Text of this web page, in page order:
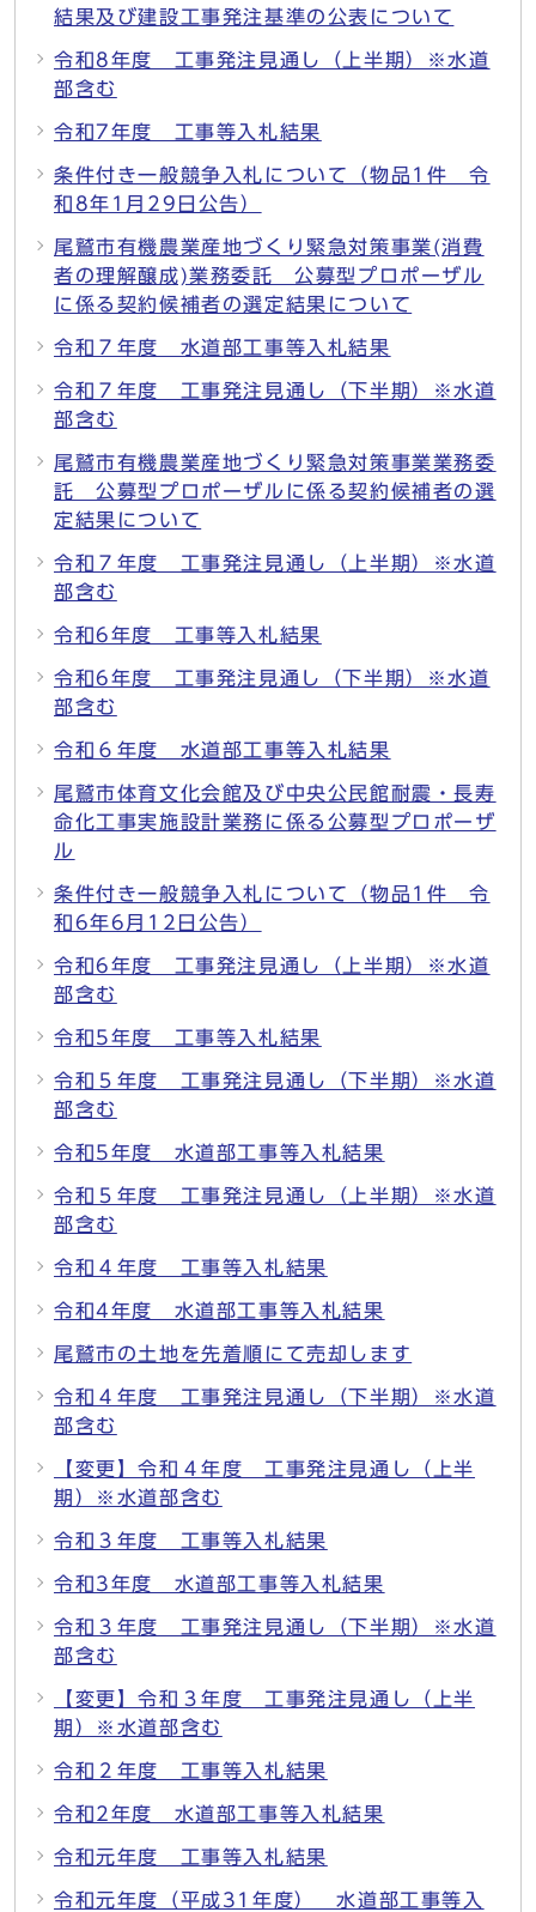
結果及び建設工事発注基準の公表について
令和8年度 工事発注見通し（上半期）※水道
部含む
令和7年度 工事等入札結果
条件付き一般競争入札について（物品1件 令
和8年1月29日公告）
尾鷲市有機農業産地づくり緊急対策事業(消費
者の理解醸成)業務委託 公募型プロポーザル
に係る契約候補者の選定結果について
令和７年度 水道部工事等入札結果
令和７年度 工事発注見通し（下半期）※水道
部含む
尾鷲市有機農業産地づくり緊急対策事業業務委
託 公募型プロポーザルに係る契約候補者の選
定結果について
令和７年度 工事発注見通し（上半期）※水道
部含む
令和6年度 工事等入札結果
令和6年度 工事発注見通し（下半期）※水道
部含む
令和６年度 水道部工事等入札結果
尾鷲市体育文化会館及び中央公民館耐震・長寿
命化工事実施設計業務に係る公募型プロポーザ
ル
条件付き一般競争入札について（物品1件 令
和6年6月12日公告）
令和6年度 工事発注見通し（上半期）※水道
部含む
令和5年度 工事等入札結果
令和５年度 工事発注見通し（下半期）※水道
部含む
令和5年度 水道部工事等入札結果
令和５年度 工事発注見通し（上半期）※水道
部含む
令和４年度 工事等入札結果
令和4年度 水道部工事等入札結果
尾鷲市の土地を先着順にて売却します
令和４年度 工事発注見通し（下半期）※水道
部含む
【変更】令和４年度 工事発注見通し（上半
期）※水道部含む
令和３年度 工事等入札結果
令和3年度 水道部工事等入札結果
令和３年度 工事発注見通し（下半期）※水道
部含む
【変更】令和３年度 工事発注見通し（上半
期）※水道部含む
令和２年度 工事等入札結果
令和2年度 水道部工事等入札結果
令和元年度 工事等入札結果
令和元年度（平成31年度） 水道部工事等入